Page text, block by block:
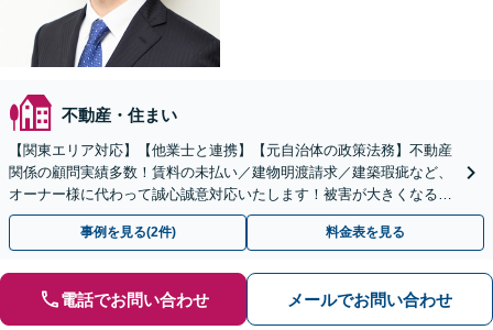
不動産・住まい
【関東エリア対応】【他業士と連携】【元自治体の政策法務】不動産
関係の顧問実績多数！賃料の未払い／建物明渡請求／建築瑕疵など、
オーナー様に代わって誠心誠意対応いたします！被害が大きくなる前
にご相談ください【初回来所相談30分無料】
事例を見る(2件) 料金表を見る
電話でお問い合わせ メールでお問い合わせ